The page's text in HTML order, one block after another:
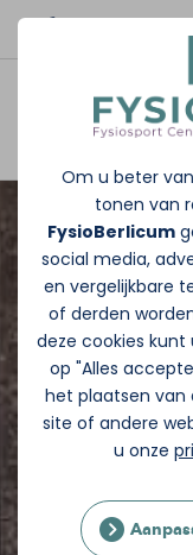
Om u beter
tonen van
FysioBerlicum
social media,
en vergelijkbare
of derden
deze cookies kunt
op "Alles
het plaatsen van
site of andere
u onze
Afspraak